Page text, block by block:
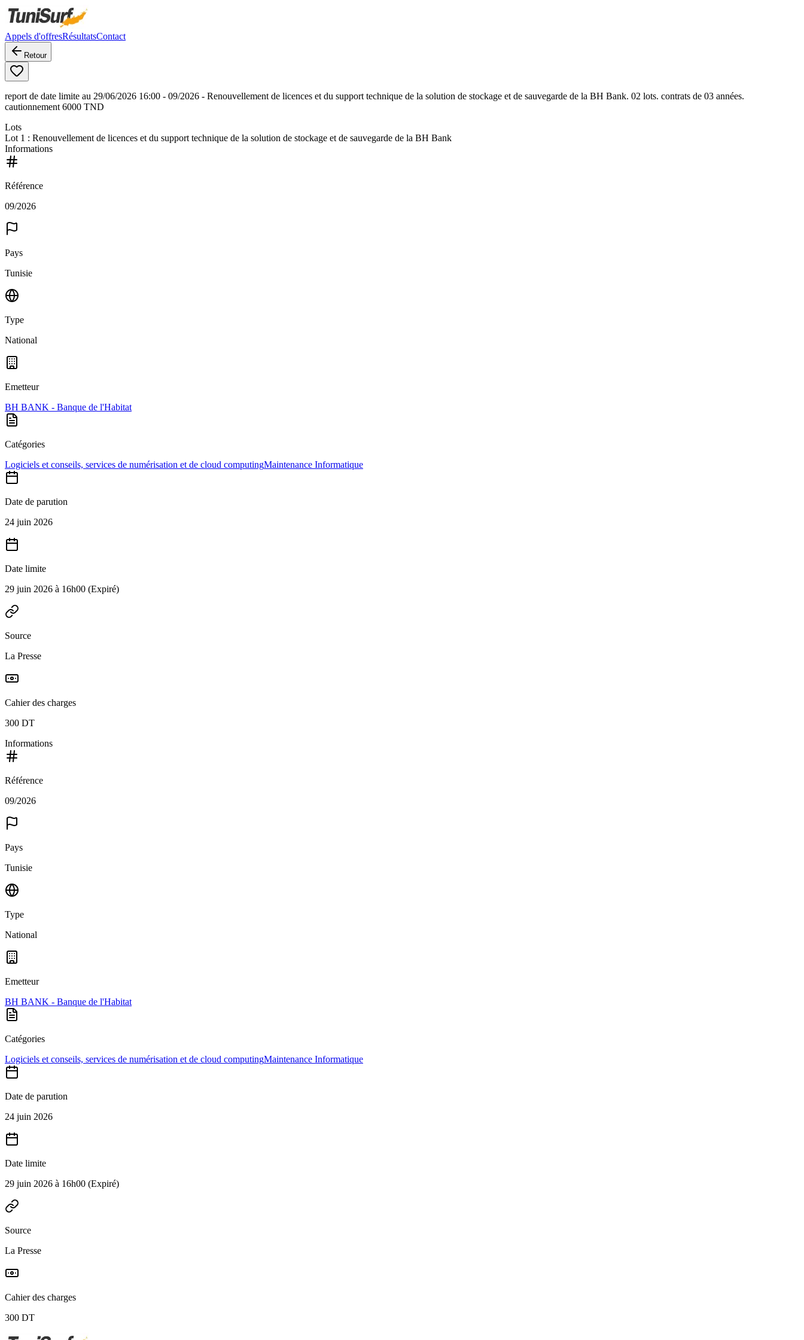
Appels d'offresRésultatsContact
Retour
report de date limite au 29/06/2026 16:00 - 09/2026 - Renouvellement de licences et du support technique de la solution de stockage et de sauvegarde de la BH Bank. 02 lots. contrats de 03 années.
cautionnement 6000 TND
Lots
Lot 1 : Renouvellement de licences et du support technique de la solution de stockage et de sauvegarde de la BH Bank
Informations
Référence
09/2026
Pays
Tunisie
Type
National
Emetteur
BH BANK - Banque de l'Habitat
Catégories
Logiciels et conseils, services de numérisation et de cloud computingMaintenance Informatique
Date de parution
24 juin 2026
Date limite
29 juin 2026 à 16h00 (Expiré)
Source
La Presse
Cahier des charges
300 DT
Informations
Référence
09/2026
Pays
Tunisie
Type
National
Emetteur
BH BANK - Banque de l'Habitat
Catégories
Logiciels et conseils, services de numérisation et de cloud computingMaintenance Informatique
Date de parution
24 juin 2026
Date limite
29 juin 2026 à 16h00 (Expiré)
Source
La Presse
Cahier des charges
300 DT